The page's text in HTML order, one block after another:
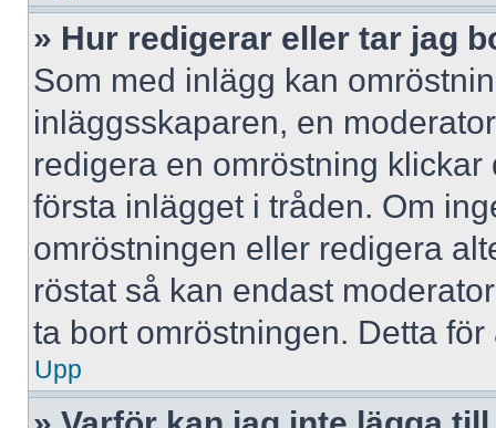
» Hur redigerar eller tar jag
Som med inlägg kan
inläggsskaparen, en
redigera en omröstning
första inlägget i tråden. Om
omröstningen eller redigera
röstat så kan endast
ta bort omröstningen. Detta
Upp